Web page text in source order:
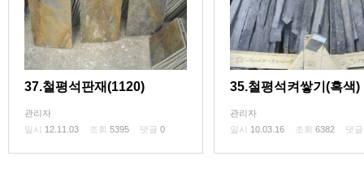
37.철평석판재(1120)
관리자
일시 12.11.03 조회 5395 댓글 0
35.철평석켜쌓기(흑색)
관리자
일시 10.03.16 조회 6382 댓